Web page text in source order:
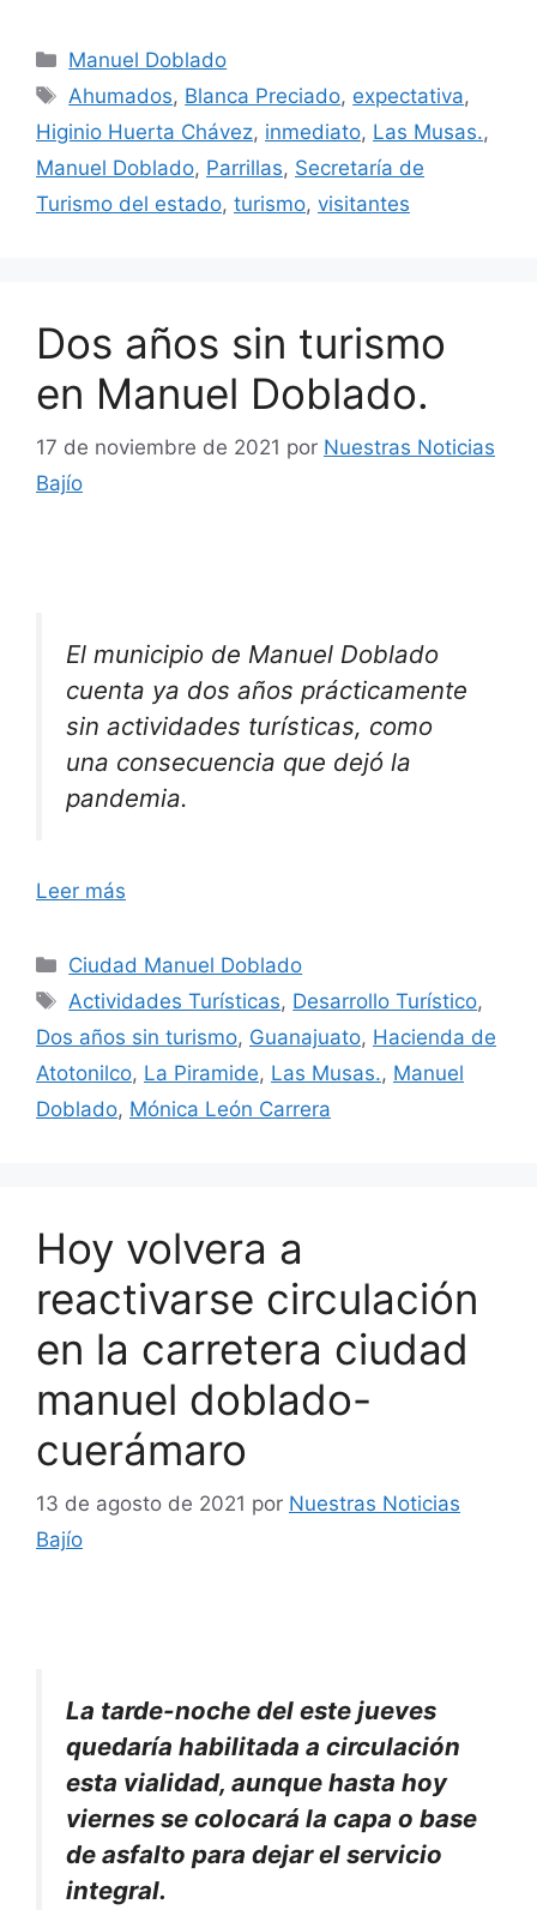
Categorías
Manuel Doblado
Etiquetas
Ahumados, Blanca Preciado, expectativa,
Higinio Huerta Chávez, inmediato, Las Musas.,
Manuel Doblado, Parrillas, Secretaría de
Turismo del estado, turismo, visitantes
Dos años sin turismo
en Manuel Doblado.
17 de noviembre de 2021 por Nuestras Noticias
Bajío
El municipio de Manuel Doblado
cuenta ya dos años prácticamente
sin actividades turísticas, como
una consecuencia que dejó la
pandemia.
Leer más
Categorías
Ciudad Manuel Doblado
Etiquetas
Actividades Turísticas, Desarrollo Turístico,
Dos años sin turismo, Guanajuato, Hacienda de
Atotonilco, La Piramide, Las Musas., Manuel
Doblado, Mónica León Carrera
Hoy volvera a
reactivarse circulación
en la carretera ciudad
manuel doblado-
cuerámaro
13 de agosto de 2021 por Nuestras Noticias
Bajío
La tarde-noche del este jueves
quedaría habilitada a circulación
esta vialidad, aunque hasta hoy
viernes se colocará la capa o base
de asfalto para dejar el servicio
integral.